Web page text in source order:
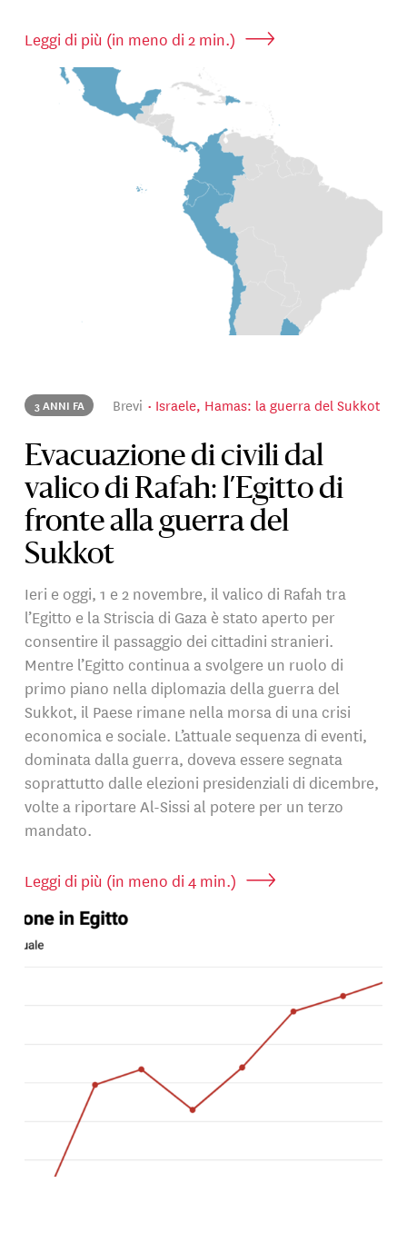
Leggi di più (in meno di 2 min.)
3 ANNI FA Brevi Israele, Hamas: la guerra del Sukkot
Evacuazione di civili dal
valico di Rafah: l’Egitto di
fronte alla guerra del
Sukkot
Ieri e oggi, 1 e 2 novembre, il valico di Rafah tra
l’Egitto e la Striscia di Gaza è stato aperto per
consentire il passaggio dei cittadini stranieri.
Mentre l’Egitto continua a svolgere un ruolo di
primo piano nella diplomazia della guerra del
Sukkot, il Paese rimane nella morsa di una crisi
economica e sociale. L’attuale sequenza di eventi,
dominata dalla guerra, doveva essere segnata
soprattutto dalle elezioni presidenziali di dicembre,
volte a riportare Al-Sissi al potere per un terzo
mandato.
Leggi di più (in meno di 4 min.)